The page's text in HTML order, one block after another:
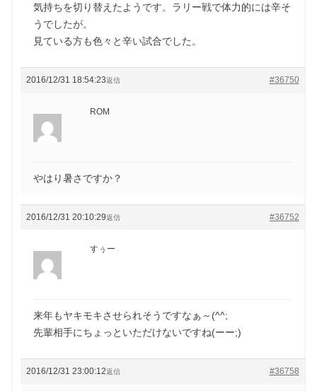
気持ちを切り替えたようです。ラリー戦で体力的には辛そ
うでしたが。
見ている方も色々と辛い試合でした。
2016/12/31 18:54:23 #36750
返信
ROM
やはり暑さですか？
2016/12/31 20:10:29 #36752
返信
すぅー
来年もヤキモキさせられそうですなぁ～(^^;
先輩相手にちょっといただけないですね(ーー;)
2016/12/31 23:00:12 #36758
返信